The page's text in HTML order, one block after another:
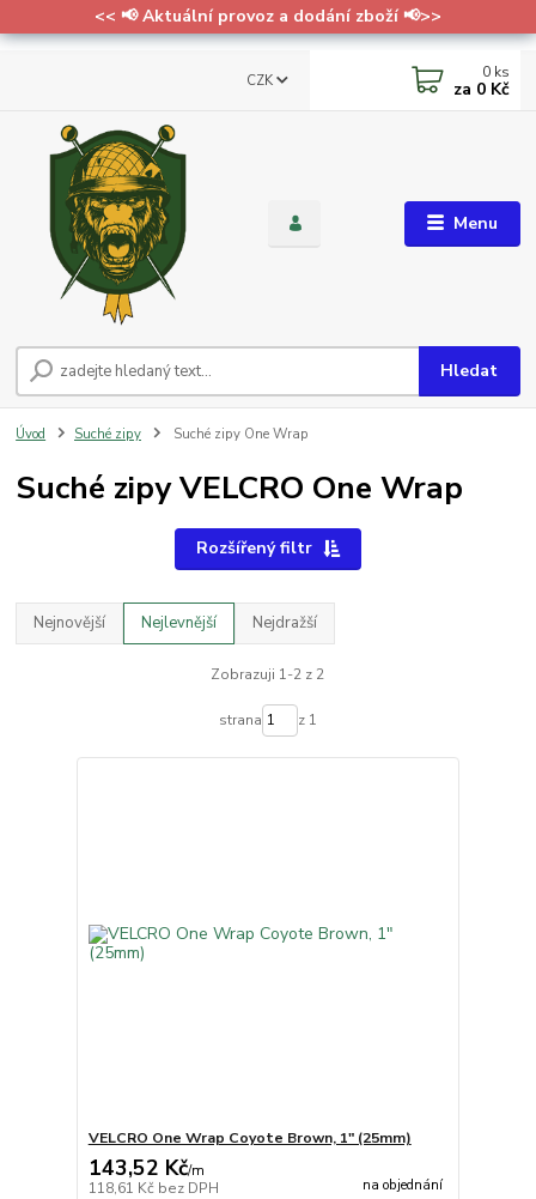
<< 📢 Aktuální provoz a dodání zboží 📢>>
Menu
CZK
Hledat
0 ks
za 0 Kč
Úvod Suché zipy Suché zipy One Wrap
Suché zipy VELCRO One Wrap
Rozšířený filtr
Nejnovější Nejlevnější Nejdražší
Zobrazuji 1-2 z 2
strana z 1
VELCRO One Wrap Coyote Brown, 1" (25mm)
143,52 Kč/m
118,61 Kč bez DPH na objednání